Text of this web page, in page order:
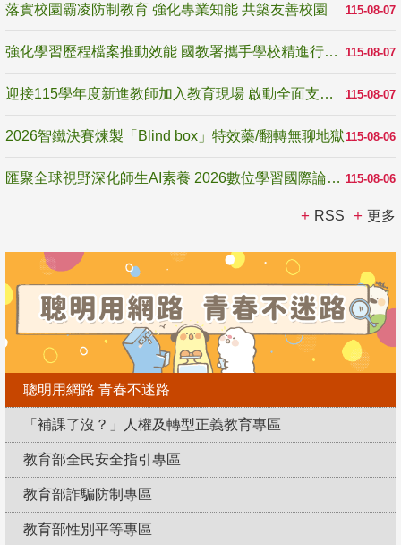
115-08-07
落實校園霸凌防制教育 強化專業知能 共築友善校園
115-08-07
強化學習歷程檔案推動效能 國教署攜手學校精進行政與教學支持
115-08-07
迎接115學年度新進教師加入教育現場 啟動全面支持陪伴
115-08-06
2026智鐵決賽煉製「Blind box」特效藥/翻轉無聊地獄
115-08-06
匯聚全球視野深化師生AI素養 2026數位學習國際論壇高雄登場
RSS 更多
聰明用網路 青春不迷路
「補課了沒？」人權及轉型正義教育專區
教育部全民安全指引專區
教育部詐騙防制專區
教育部性別平等專區